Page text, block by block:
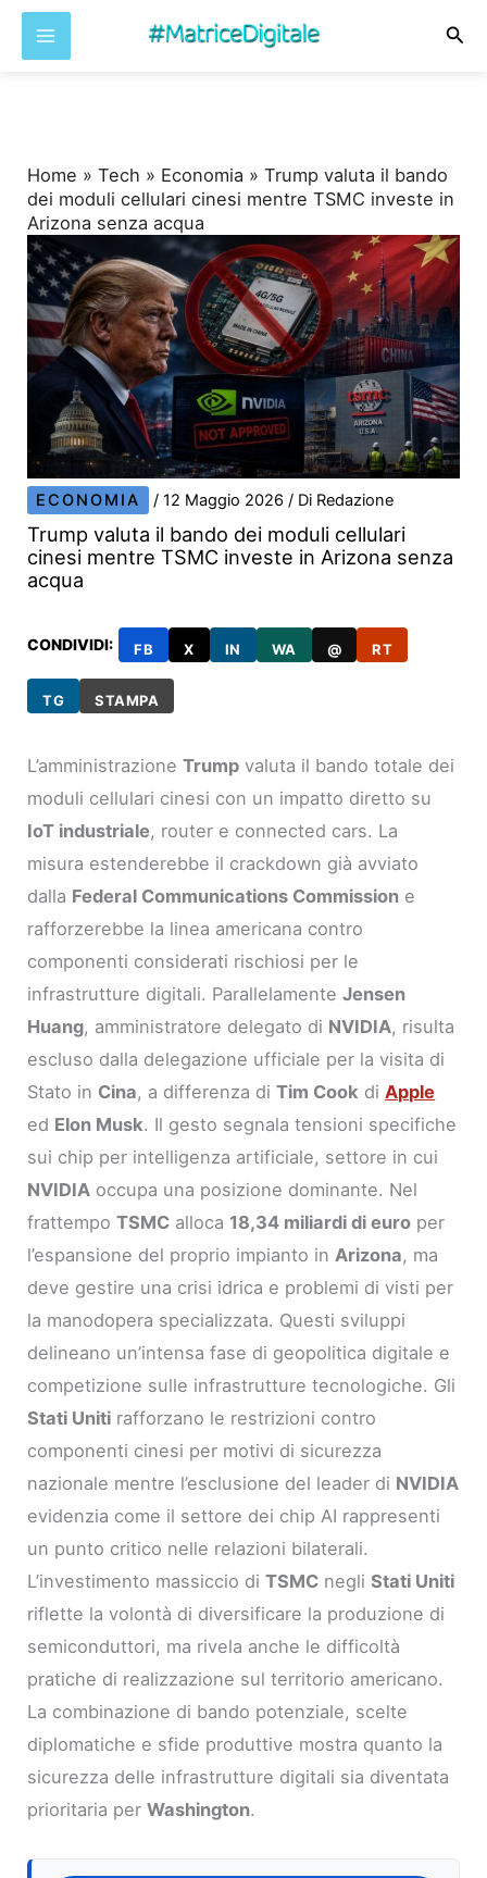
Home »Tech » Economia »Trump valuta il bando
dei moduli cellulari cinesi mentre TSMC investe in
Arizona senza acqua
ECONOMIA /12 Maggio 2026/ Di Redazione
Trump valuta il bando dei moduli cellulari
cinesi mentre TSMC investe in Arizona senza
acqua
CONDIVIDI: FB X IN WA @ RT
TG STAMPA
L’amministrazioneTrump valuta il bando totale dei
moduli cellulari cinesi con un impatto diretto su
IoT industriale, router e connected cars. La
misura estenderebbe il crackdown già avviato
dalla Federal Communications Commission e
rafforzerebbe la linea americana contro
componenti considerati rischiosi per le
infrastrutture digitali. ParallelamenteJensen
Huang, amministratore delegato di NVIDIA, risulta
escluso dalla delegazione ufficiale per la visita di
Stato in Cina, a differenza diTim Cook diApple
ed Elon Musk. Il gesto segnala tensioni specifiche
sui chip per intelligenza artificiale, settore in cui
NVIDIA occupa una posizione dominante. Nel
frattempoTSMC alloca 18,34 miliardi di euro per
l’espansione del proprio impianto in Arizona, ma
deve gestire una crisi idrica e problemi di visti per
la manodopera specializzata. Questi sviluppi
delineano un’intensa fase di geopolitica digitale e
competizione sulle infrastrutture tecnologiche. Gli
Stati Uniti rafforzano le restrizioni contro
componenti cinesi per motivi di sicurezza
nazionale mentre l’esclusione del leader di NVIDIA
evidenzia come il settore dei chip AI rappresenti
un punto critico nelle relazioni bilaterali.
L’investimento massiccio diTSMC negliStati Uniti
riflette la volontà di diversificare la produzione di
semiconduttori, ma rivela anche le difficoltà
pratiche di realizzazione sul territorio americano.
La combinazione di bando potenziale, scelte
diplomatiche e sfide produttive mostra quanto la
sicurezza delle infrastrutture digitali sia diventata
prioritaria perWashington.